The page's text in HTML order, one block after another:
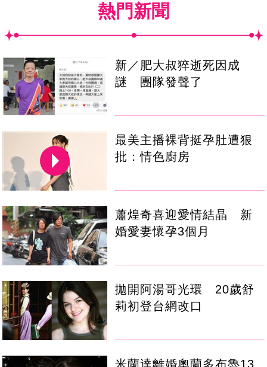
熱門新聞
新／肥大叔猝逝死因成
謎 團隊發聲了
最美主播裸背挺孕肚遭狠
批：情色廚房
蕭煌奇喜迎愛情結晶 新
婚愛妻懷孕3個月
拋開阿湯哥光環 20歲舒
莉初登台網改口
米蘭達離婚奧蘭多布魯13